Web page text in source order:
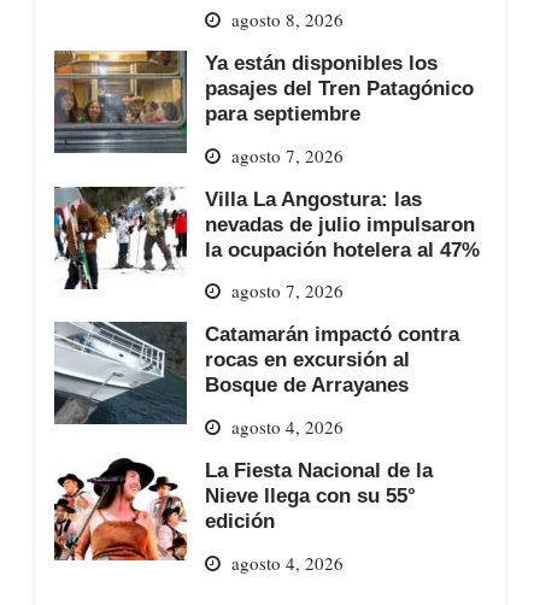
agosto 8, 2026
Ya están disponibles los
pasajes del Tren Patagónico
para septiembre
agosto 7, 2026
Villa La Angostura: las
nevadas de julio impulsaron
la ocupación hotelera al 47%
agosto 7, 2026
Catamarán impactó contra
rocas en excursión al
Bosque de Arrayanes
agosto 4, 2026
La Fiesta Nacional de la
Nieve llega con su 55°
edición
agosto 4, 2026